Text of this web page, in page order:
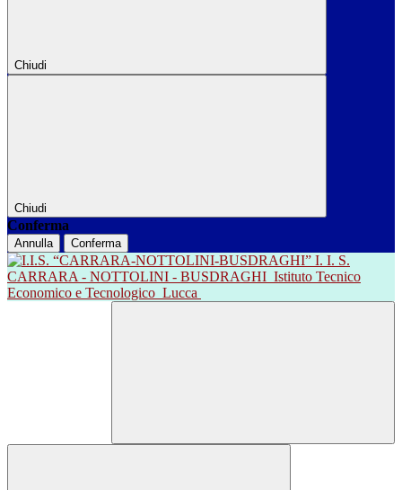
Chiudi
Chiudi
Conferma
Annulla Conferma
I. I. S.
CARRARA - NOTTOLINI - BUSDRAGHI Istituto Tecnico
Economico e Tecnologico Lucca